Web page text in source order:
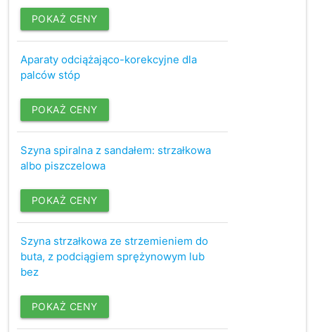
POKAŻ CENY
Aparaty odciążająco-korekcyjne dla
palców stóp
POKAŻ CENY
Szyna spiralna z sandałem: strzałkowa
albo piszczelowa
POKAŻ CENY
Szyna strzałkowa ze strzemieniem do
buta, z podciągiem sprężynowym lub
bez
POKAŻ CENY